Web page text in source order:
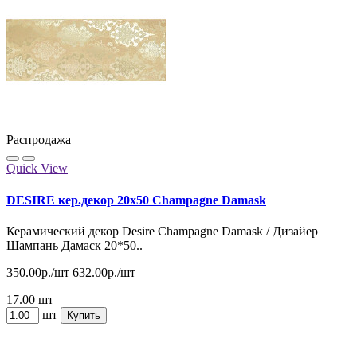
Распродажа
Quick View
DESIRE кер.декор 20x50 Champagne Damask
Керамический декор Desire Champagne Damask / Дизайер
Шампань Дамаск 20*50..
350.00р./шт 632.00р./шт
17.00 шт
шт
Купить